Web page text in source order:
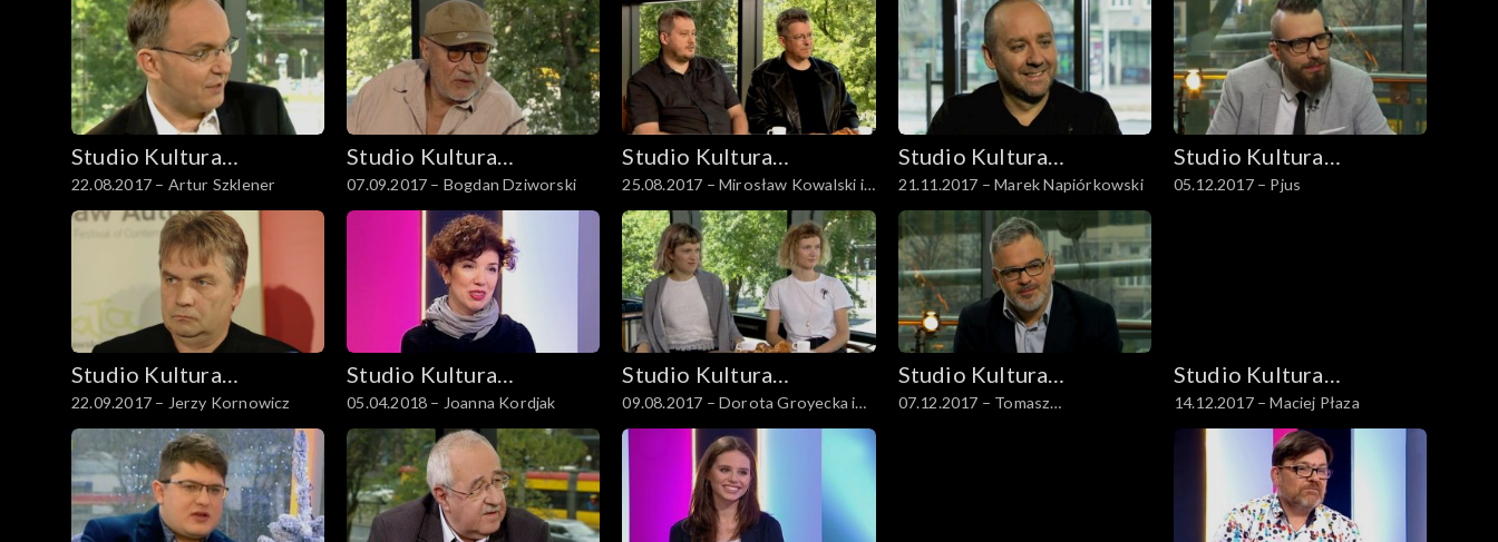
Studio Kultura
Rozmowy
22.08.2017 – Artur Szklener
Studio Kultura
Rozmowy
07.09.2017 – Bogdan Dziworski
Studio Kultura
Rozmowy
25.08.2017 – Mirosław Kowalski i
Rafał Kosik
Studio Kultura
Rozmowy
21.11.2017 – Marek Napiórkowski
Studio Kultura
Rozmowy
05.12.2017 – Pjus
Studio Kultura
Rozmowy
22.09.2017 – Jerzy Kornowicz
Studio Kultura
Rozmowy
05.04.2018 – Joanna Kordjak
Studio Kultura
Rozmowy
09.08.2017 – Dorota Groyecka i
Karolina Bednarz
Studio Kultura
Rozmowy
07.12.2017 – Tomasz
Studio Kultura
Rozmowy
14.12.2017 – Maciej Płaza